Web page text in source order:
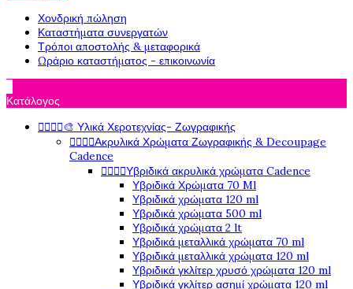
Χονδρική πώληση
Καταστήματα συνεργατών
Τρόποι αποστολής & μεταφορικά
Ωράριο καταστήματος - επικοινωνία
Κατάλογος
🎨 Υλικά Χεροτεχνίας- Ζωγραφικής
Ακρυλικά Χρώματα Ζωγραφικής & Decoupage
Cadence
Υβριδικά ακρυλικά χρώματα Cadence
Υβριδικά Χρώματα 70 Ml
Υβριδικά χρώματα 120 ml
Υβριδικά χρώματα 500 ml
Υβριδικά χρώματα 2 lt
Υβριδικά μεταλλικά χρώματα 70 ml
Υβριδικά μεταλλικά χρώματα 120 ml
Υβριδικά γκλίτερ χρυσό χρώματα 120 ml
Υβριδικά γκλίτερ ασημί χρώματα 120 ml